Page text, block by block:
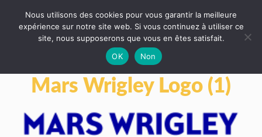
Mars Wrigley Logo (1)
Nous utilisons des cookies pour vous garantir la meilleure
expérience sur notre site web. Si vous continuez à utiliser ce
site, nous supposerons que vous en êtes satisfait.
OK
Non